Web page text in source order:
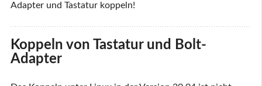
Adapter und Tastatur koppeln!
Koppeln von Tastatur und Bolt-
Adapter